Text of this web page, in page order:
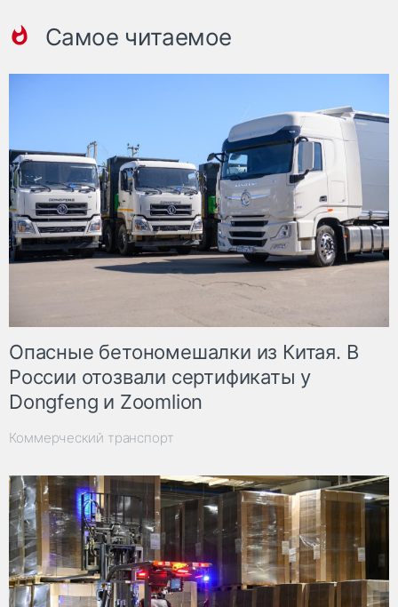
Самое читаемое
Опасные бетономешалки из Китая. В
России отозвали сертификаты у
Dongfeng и Zoomlion
Коммерческий транспорт